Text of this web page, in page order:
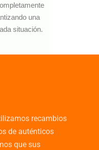
una
situación.
recambios
de auténticos
que sus